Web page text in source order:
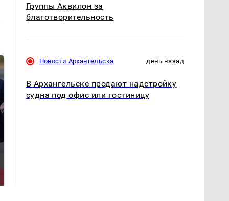
Группы Аквилон за
благотворительность
Новости Архангельска день назад
В Архангельске продают надстройку
судна под офис или гостиницу